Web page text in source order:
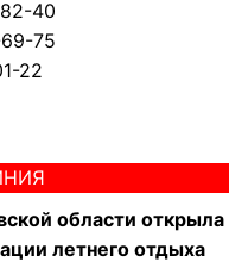
40
75
22
области открыла
летнего отдыха